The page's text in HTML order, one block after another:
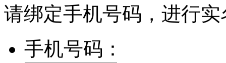
请绑定手机号码，进行
手机号码：